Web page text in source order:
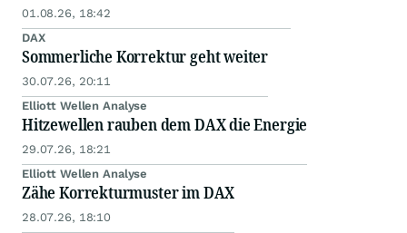
01.08.26, 18:42
DAX
Sommerliche Korrektur geht weiter
30.07.26, 20:11
Elliott Wellen Analyse
Hitzewellen rauben dem DAX die Energie
29.07.26, 18:21
Elliott Wellen Analyse
Zähe Korrekturmuster im DAX
28.07.26, 18:10